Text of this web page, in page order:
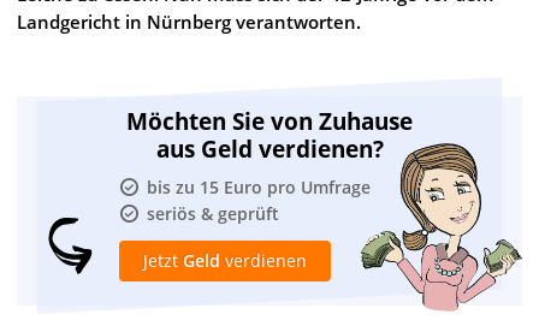
Landgericht in Nürnberg verantworten.
Möchten Sie von Zuhause
aus Geld verdienen?
bis zu 15 Euro pro Umfrage
seriös & geprüft
Jetzt Geld verdienen